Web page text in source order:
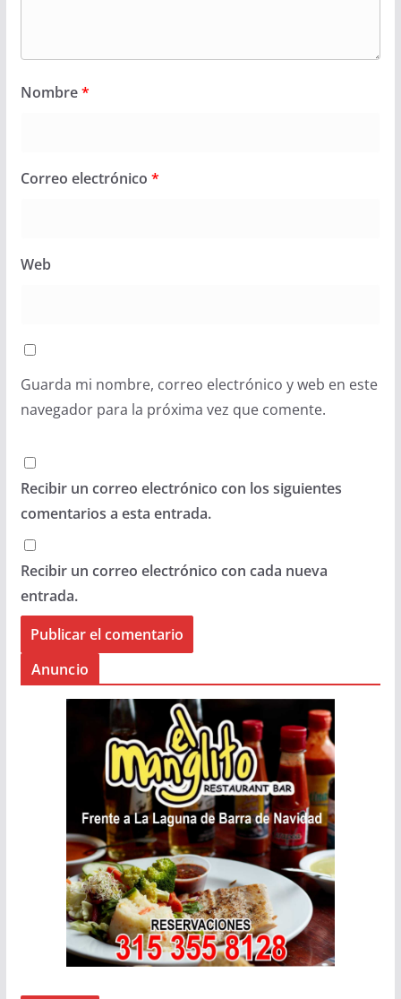
Nombre*
Correo electrónico *
Web
Guarda mi nombre, correo electrónico y web en este
navegador para la próxima vez que comente.
Recibir un correo electrónico con los siguientes
comentarios a esta entrada.
Recibir un correo electrónico con cada nueva
entrada.
Anuncio